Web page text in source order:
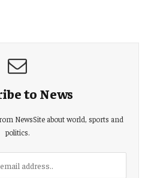
to News
NewsSite about world, sports and
politics.